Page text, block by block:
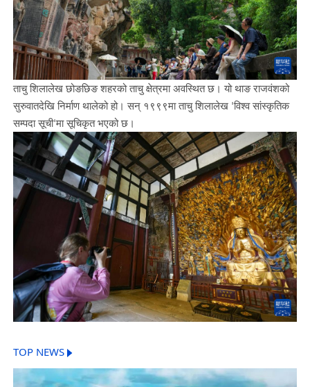
ताचु शिलालेख छोङछिङ शहरको ताचु क्षेत्रमा अवस्थित छ। यो थाङ राजवंशको
सुरुवातदेखि निर्माण थालेको हो। सन् १९९९मा ताचु शिलालेख 'विश्व सांस्कृतिक
सम्पदा सूची'मा सूचिकृत भएको छ।
TOP NEWS